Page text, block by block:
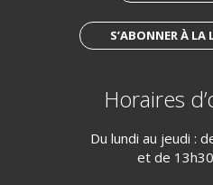
S’ABONNER À LA
Horaires
Du lundi au jeudi :
et de